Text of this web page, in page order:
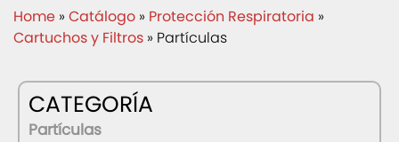
Home » Catálogo » Protección Respiratoria »
Cartuchos y Filtros » Partículas
CATEGORÍA
Partículas